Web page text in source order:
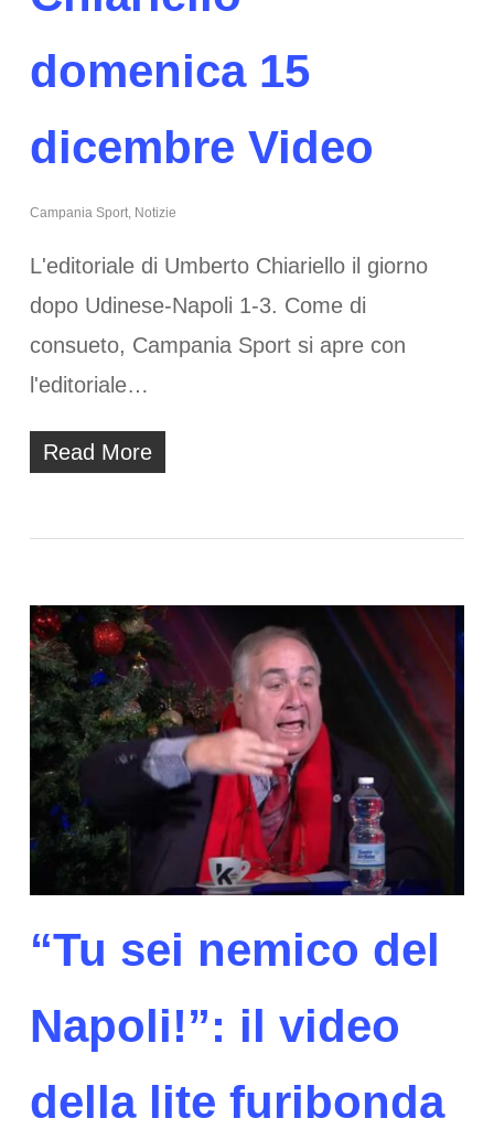
domenica 15
dicembre Video
Campania Sport, Notizie
L'editoriale di Umberto Chiariello il giorno
dopo Udinese-Napoli 1-3. Come di
consueto, Campania Sport si apre con
l'editoriale…
Read More
“Tu sei nemico del
Napoli!”: il video
della lite furibonda